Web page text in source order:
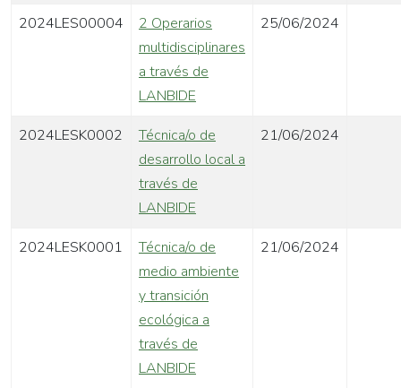
2024LES00004
2 Operarios
multidisciplinares
a través de
LANBIDE
25/06/2024
2024LESK0002
Técnica/o de
desarrollo local a
través de
LANBIDE
21/06/2024
2024LESK0001
Técnica/o de
medio ambiente
y transición
ecológica a
través de
LANBIDE
21/06/2024